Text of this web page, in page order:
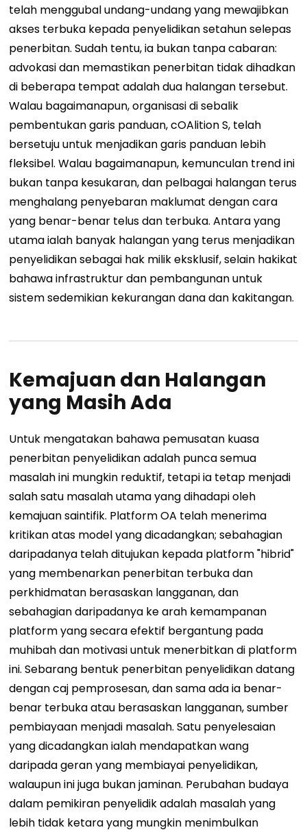
telah menggubal undang-undang yang mewajibkan
akses terbuka kepada penyelidikan setahun selepas
penerbitan. Sudah tentu, ia bukan tanpa cabaran:
advokasi dan memastikan penerbitan tidak dihadkan
di beberapa tempat adalah dua halangan tersebut.
Walau bagaimanapun, organisasi di sebalik
pembentukan garis panduan, cOAlition S, telah
bersetuju untuk menjadikan garis panduan lebih
fleksibel. Walau bagaimanapun, kemunculan trend ini
bukan tanpa kesukaran, dan pelbagai halangan terus
menghalang penyebaran maklumat dengan cara
yang benar-benar telus dan terbuka. Antara yang
utama ialah banyak halangan yang terus menjadikan
penyelidikan sebagai hak milik eksklusif, selain hakikat
bahawa infrastruktur dan pembangunan untuk
sistem sedemikian kekurangan dana dan kakitangan.
Kemajuan dan Halangan
yang Masih Ada
Untuk mengatakan bahawa pemusatan kuasa
penerbitan penyelidikan adalah punca semua
masalah ini mungkin reduktif, tetapi ia tetap menjadi
salah satu masalah utama yang dihadapi oleh
kemajuan saintifik. Platform OA telah menerima
kritikan atas model yang dicadangkan; sebahagian
daripadanya telah ditujukan kepada platform "hibrid"
yang membenarkan penerbitan terbuka dan
perkhidmatan berasaskan langganan, dan
sebahagian daripadanya ke arah kemampanan
platform yang secara efektif bergantung pada
muhibah dan motivasi untuk menerbitkan di platform
ini. Sebarang bentuk penerbitan penyelidikan datang
dengan caj pemprosesan, dan sama ada ia benar-
benar terbuka atau berasaskan langganan, sumber
pembiayaan menjadi masalah. Satu penyelesaian
yang dicadangkan ialah mendapatkan wang
daripada geran yang membiayai penyelidikan,
walaupun ini juga bukan jaminan. Perubahan budaya
dalam pemikiran penyelidik adalah masalah yang
lebih tidak ketara yang mungkin menimbulkan